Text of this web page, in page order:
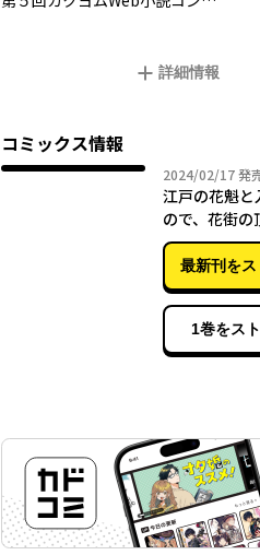
詳細情報
コミックス情報
2024/02/17発
江戸の花魁と
ので、花街の
てみる二
最新刊をス
1巻をス